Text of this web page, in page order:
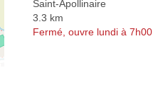
Saint-Apollinaire
3.3 km
Fermé, ouvre lundi à 7h00